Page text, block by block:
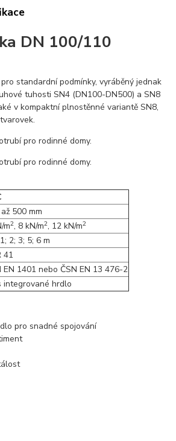
DN 100/110
standardní podmínky, vyráběný jednak
tuhosti SN4 (DN100-DN500) a SN8
v kompaktní plnostěnné variantě SN8,
pro rodinné domy.
pro rodinné domy.
500 mm
m2, 8 kN/m2, 12 kN/m2
2; 3; 5; 6 m
41
EN 1401 nebo ČSN EN 13 476-2
integrované hrdlo
pro snadné spojování